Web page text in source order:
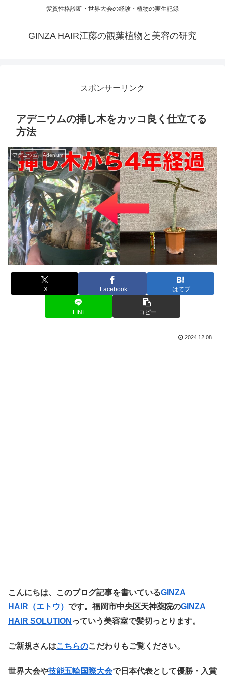
髪質性格診断・世界大会の経験・植物の実生記録
GINZA HAIR江藤の観葉植物と美容の研究
スポンサーリンク
アデニウムの挿し木をカッコ良く仕立てる
方法
アデニウム Adenium
X Facebook はてブ
LINE コピー
2024.12.08
こ んにちは、このブログ記事を書いているGINZA
HAIR（エトウ） です。福岡市中央区天神薬院のGINZA
HAIR SOLUTION っていう美容室で髪切っとります。
ご新規さんはこちらのこだわりもご覧ください。
世界大会や技能五輪国際大会で日本代表として優勝・入賞